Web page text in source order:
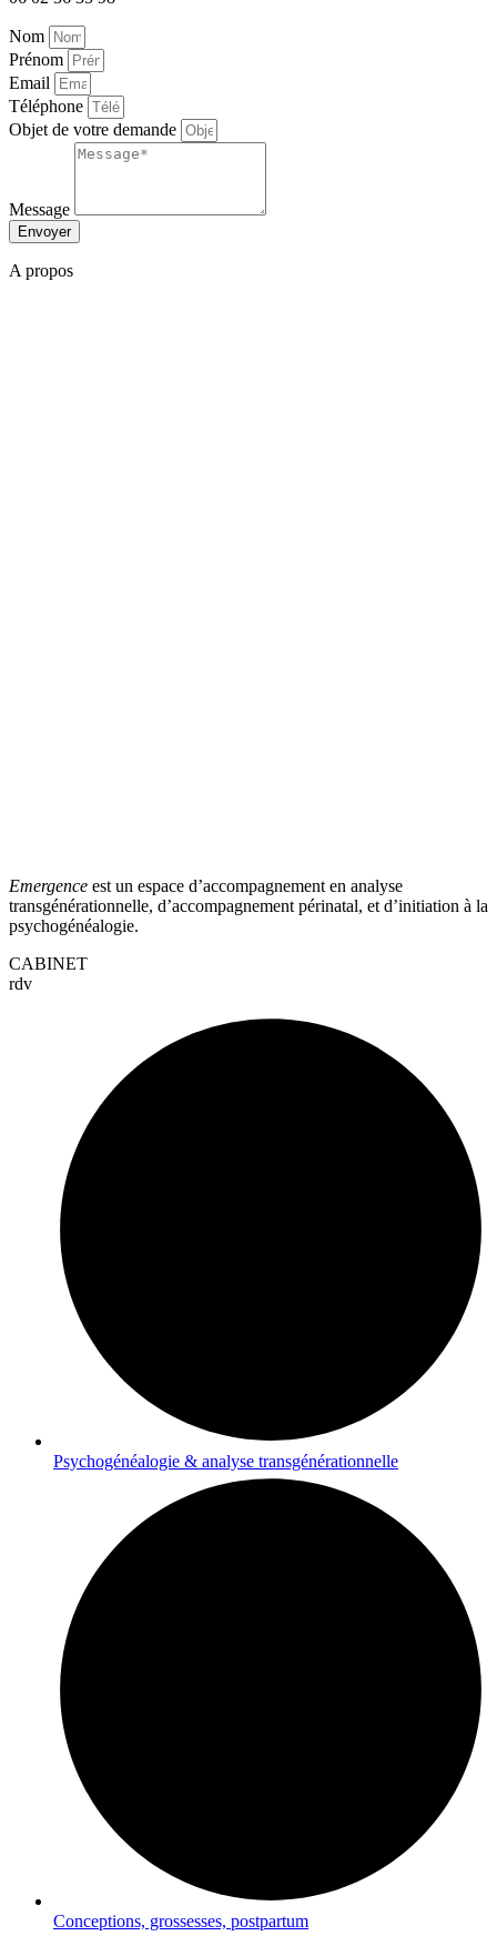
Nom
Prénom
Email
Téléphone
Objet de votre demande
Message
Envoyer
A propos
Emergence est un espace d’accompagnement en analyse
transgénérationnelle, d’accompagnement périnatal, et d’initiation à la
psychogénéalogie.
CABINET
rdv
Psychogénéalogie & analyse transgénérationnelle
Conceptions, grossesses, postpartum